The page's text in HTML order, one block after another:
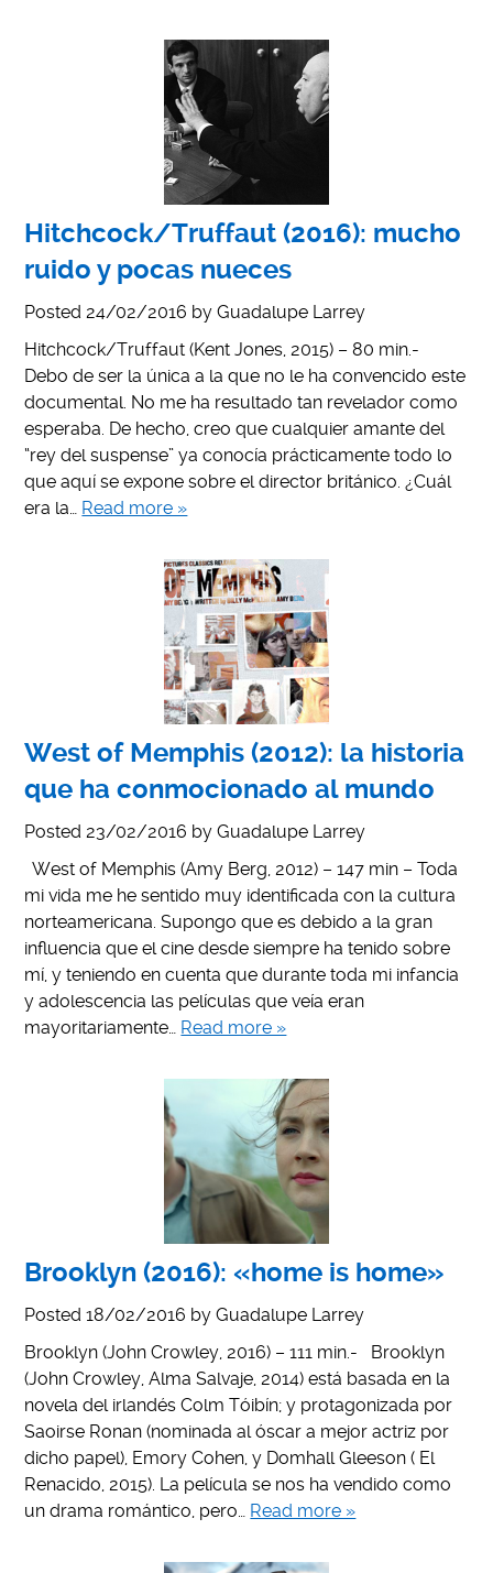
Hitchcock/Truffaut (2016): mucho
ruido y pocas nueces
Posted 24/02/2016 byGuadalupe Larrey
Hitchcock/Truffaut (Kent Jones, 2015) – 80 min.-
Debo de ser la única a la que no le ha convencido este
documental. No me ha resultado tan revelador como
esperaba. De hecho, creo que cualquier amante del
“rey del suspense” ya conocía prácticamente todo lo
que aquí se expone sobre el director británico. ¿Cuál
era la… Read more »
West of Memphis (2012): la historia
que ha conmocionado al mundo
Posted 23/02/2016 byGuadalupe Larrey
West of Memphis (Amy Berg, 2012) – 147 min – Toda
mi vida me he sentido muy identificada con la cultura
norteamericana. Supongo que es debido a la gran
influencia que el cine desde siempre ha tenido sobre
mí, y teniendo en cuenta que durante toda mi infancia
y adolescencia las películas que veía eran
mayoritariamente… Read more »
Brooklyn (2016): «home is home»
Posted18/02/2016 byGuadalupe Larrey
Brooklyn (John Crowley, 2016) – 111 min.- Brooklyn
(John Crowley, Alma Salvaje, 2014) está basada en la
novela del irlandés Colm Tóibín; y protagonizada por
Saoirse Ronan (nominada al óscar a mejor actriz por
dicho papel), Emory Cohen, y Domhall Gleeson ( El
Renacido, 2015). La película se nos ha vendido como
un drama romántico, pero… Read more »